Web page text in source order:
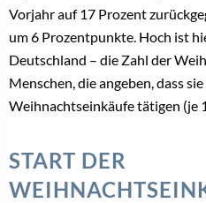
Vorjahr auf 17 Prozent
um 6 Prozentpunkte. Hoch ist
Deutschland – die Zahl der
Menschen, die angeben, dass
Weihnachtseinkäufe tätigen (je
START DER